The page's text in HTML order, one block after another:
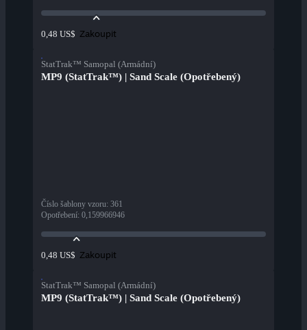
0,48 US$ Zakoupit
StatTrak™ Samopal (Armádní)
MP9 (StatTrak™) | Sand Scale (Opotřebený)
Číslo šablony vzoru: 361
Opotřebení: 0,159966946
0,48 US$ Zakoupit
StatTrak™ Samopal (Armádní)
MP9 (StatTrak™) | Sand Scale (Opotřebený)